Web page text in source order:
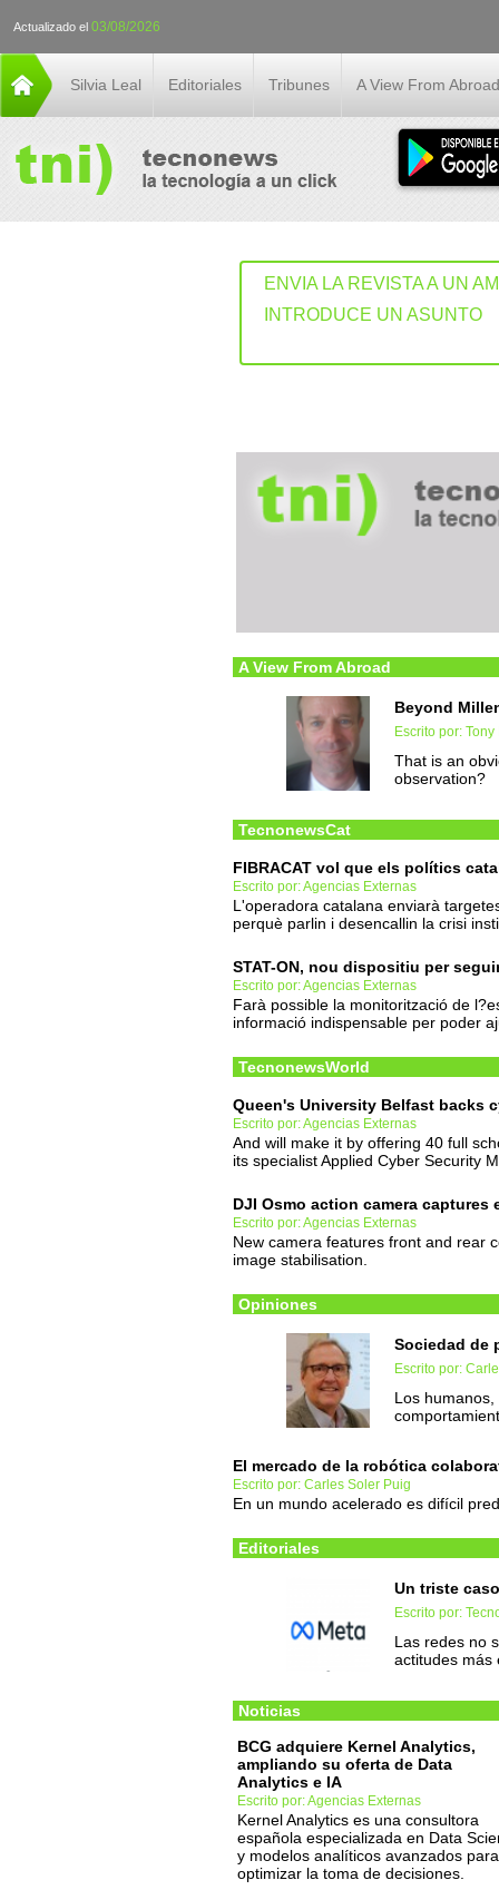
Actualizado el 03/08/2026
Silvia Leal Editoriales Tribunes A View From Abroad
ENVIA LA REVISTA A UN
INTRODUCE UN ASUNTO
A View From Abroad
Beyond
Escrito por:
That is an
observation?
TecnonewsCat
FIBRACAT vol que els polítics
Escrito por: Agencias Externas
L'operadora catalana enviarà
perquè parlin i desencallin la crisi
STAT-ON, nou dispositiu per
Escrito por: Agencias Externas
Farà possible la monitorització de
informació indispensable per poder
TecnonewsWorld
Queen's University Belfast backs
Escrito por: Agencias Externas
And will make it by offering 40 full
its specialist Applied Cyber Security
DJI Osmo action camera
Escrito por: Agencias Externas
New camera features front and rear
image stabilisation.
Opiniones
Sociedad de
Escrito por:
Los
El mercado de la robótica
Escrito por: Carles Soler Puig
En un mundo acelerado es difícil
Editoriales
Un triste caso
Escrito por:
Las redes no
actitudes más
Noticias
BCG adquiere Kernel Analytics,
ampliando su oferta de Data
Analytics e IA
Escrito por: Agencias Externas
Kernel Analytics es una consultora
española especializada en Data
y modelos analíticos avanzados para
optimizar la toma de decisiones.